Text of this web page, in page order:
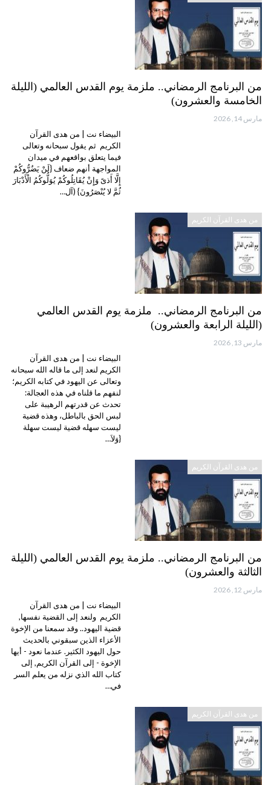
من البرنامج الرمضاني.. ملزمة يوم القدس العالمي (الليلة
الخامسة والعشرون)
مارس 14, 2026
البيضاء نت | من هدى القرآن
الكريم ثم يقول سبحانه وتعالى
فيما يتعلق بواقعهم في ميدان
المواجهة أنهم ضعاف {لَنْ يَضُرُّوكُمْ
إِلَّا أَذىً وَإِنْ يُقَاتِلُوكُمْ يُوَلُّوكُمُ الْأَدْبَارَ
ثُمَّ لا يُنْصَرُونَ} (آل…
من هدى القرآن الكريم
من البرنامج الرمضاني.. ملزمة يوم القدس العالمي
(الليلة الرابعة والعشرون)
مارس 13, 2026
البيضاء نت | من هدى القرآن
الكريم لنعد إلى ما قاله الله سبحانه
وتعالى عن اليهود في كتابه الكريم؛
لنفهم ما قلناه في هذه العجالة:
تحدث عن قدرتهم الرهيبة على
لبس الحق بالباطل، وهذه قضية
ليست سهله قضية ليست سهلة
{وَلاَ…
من هدى القرآن الكريم
من البرنامج الرمضاني.. ملزمة يوم القدس العالمي (الليلة
الثالثة والعشرون)
مارس 12, 2026
البيضاء نت | من هدى القرآن
الكريم ولنعد إلى القضية نفسها,
قضية اليهود.. وقد سمعنا من الإخوة
الأعزاء الذين سبقوني بالحديث
حول اليهود الكثير. عندما نعود - أيها
الإخوة - إلى القرآن الكريم, إلى
كتاب الله الذي نزله من يعلم السر
في…
من هدى القرآن الكريم